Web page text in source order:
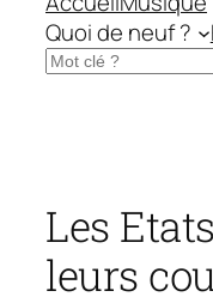
Quoi de neuf ?
Rechercher
Les
leurs